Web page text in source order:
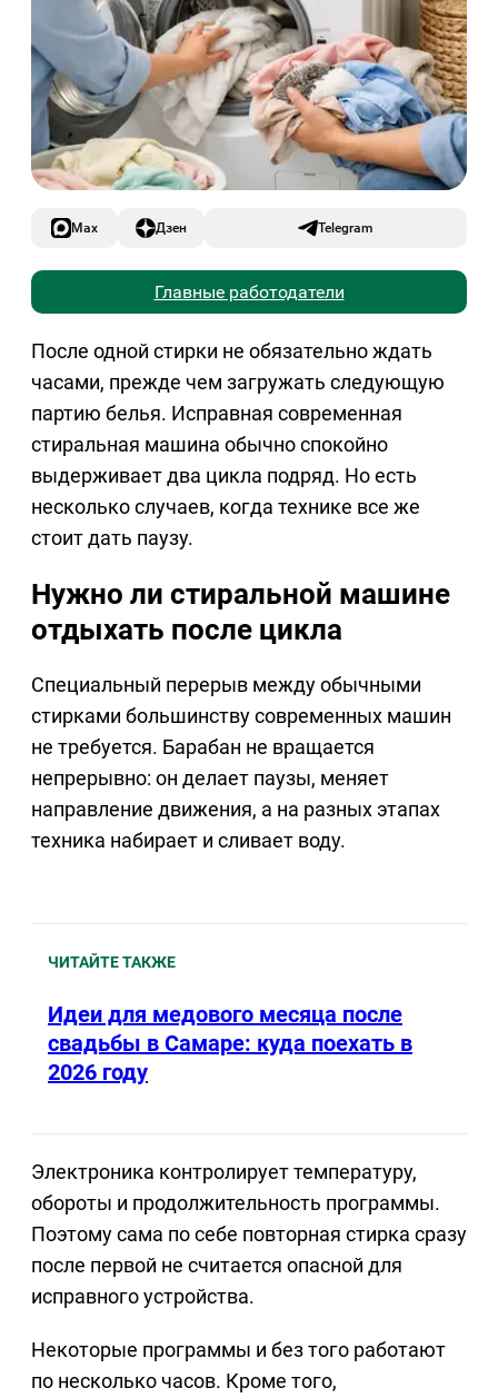
Max Дзен Telegram
Главные работодатели
После одной стирки не обязательно ждать
часами, прежде чем загружать следующую
партию белья. Исправная современная
стиральная машина обычно спокойно
выдерживает два цикла подряд. Но есть
несколько случаев, когда технике все же
стоит дать паузу.
Нужно ли стиральной машине
отдыхать после цикла
Специальный перерыв между обычными
стирками большинству современных машин
не требуется. Барабан не вращается
непрерывно: он делает паузы, меняет
направление движения, а на разных этапах
техника набирает и сливает воду.
ЧИТАЙТЕ ТАКЖЕ
Идеи для медового месяца после
свадьбы в Самаре: куда поехать в
2026 году
Электроника контролирует температуру,
обороты и продолжительность программы.
Поэтому сама по себе повторная стирка сразу
после первой не считается опасной для
исправного устройства.
Некоторые программы и без того работают
по несколько часов. Кроме того,